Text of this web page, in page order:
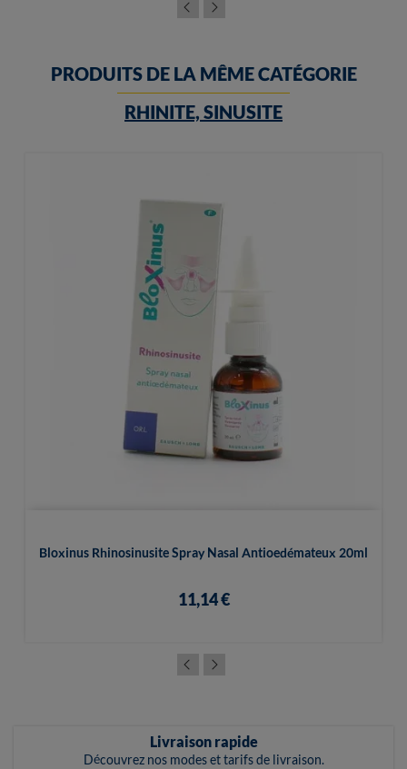
PRODUITS DE LA MÊME CATÉGORIE
RHINITE, SINUSITE
Bloxinus Rhinosinusite Spray Nasal Antioedémateux 20ml
11,14 €
Livraison rapide
Découvrez nos modes et tarifs de livraison.